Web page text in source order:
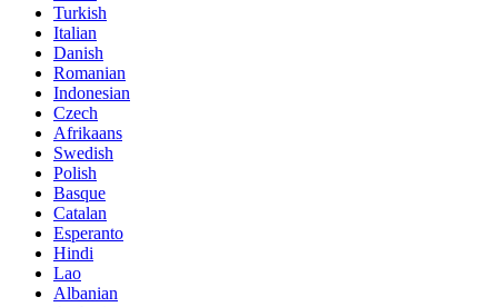
Turkish
Italian
Danish
Romanian
Indonesian
Czech
Afrikaans
Swedish
Polish
Basque
Catalan
Esperanto
Hindi
Lao
Albanian